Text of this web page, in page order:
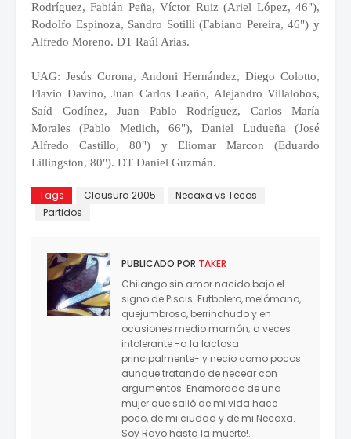
Rodríguez, Fabián Peña, Víctor Ruiz (Ariel López, 46"),
Rodolfo Espinoza, Sandro Sotilli (Fabiano Pereira, 46") y
Alfredo Moreno. DT Raúl Arias.
UAG: Jesús Corona, Andoni Hernández, Diego Colotto,
Flavio Davino, Juan Carlos Leaño, Alejandro Villalobos,
Saíd Godínez, Juan Pablo Rodríguez, Carlos María
Morales (Pablo Metlich, 66"), Daniel Ludueña (José
Alfredo Castillo, 80") y Eliomar Marcon (Eduardo
Lillingston, 80"). DT Daniel Guzmán.
Tags Clausura 2005
Necaxa vs Tecos
Partidos
PUBLICADO POR TAKER
Chilango sin amor nacido bajo el
signo de Piscis. Futbolero, melómano,
quejumbroso, berrinchudo y en
ocasiones medio mamón; a veces
intolerante -a la lactosa
principalmente- y necio como pocos
aunque tratando de necear con
argumentos. Enamorado de una
mujer que salió de mi vida hace
poco, de mi ciudad y de mi Necaxa.
Soy Rayo hasta la muerte!.